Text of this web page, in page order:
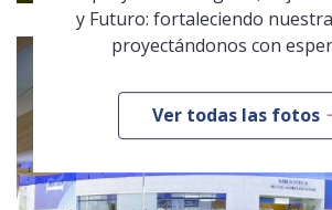
y Futuro: fortaleciendo
proyectándonos con
Ver todas las fotos